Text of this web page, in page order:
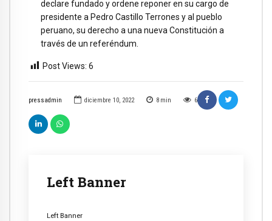
pressadmin diciembre 10, 2022 8 min 6
Left Banner
Left Banner
declare fundado y ordene reponer en su cargo de
presidente a Pedro Castillo Terrones y al pueblo
peruano, su derecho a una nueva Constitución a
través de un referéndum.
Post Views: 6